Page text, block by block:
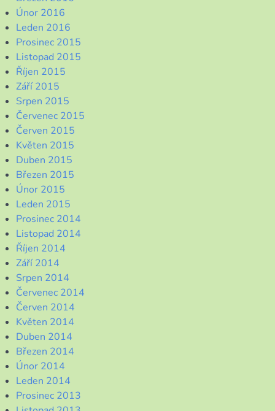
Únor 2016
Leden 2016
Prosinec 2015
Listopad 2015
Říjen 2015
Září 2015
Srpen 2015
Červenec 2015
Červen 2015
Květen 2015
Duben 2015
Březen 2015
Únor 2015
Leden 2015
Prosinec 2014
Listopad 2014
Říjen 2014
Září 2014
Srpen 2014
Červenec 2014
Červen 2014
Květen 2014
Duben 2014
Březen 2014
Únor 2014
Leden 2014
Prosinec 2013